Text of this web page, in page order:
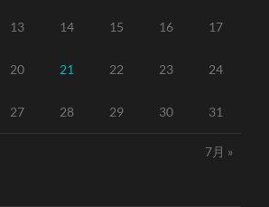
13 14 15 16 17
20 21 22 23 24
27 28 29 30 31
7月 »